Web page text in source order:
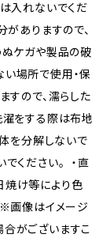
入れないでくだ
がありますので、
ぬケガや製品の破
場所で使用・保
すので、濡らした
濯をする際は布地
を分解しないで
ください。 ・直
焼け等により色
画像はイメージ
がございますこ